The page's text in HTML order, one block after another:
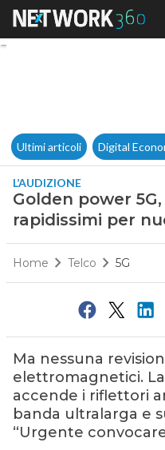
Ultimi articoli Digital
L’AUDIZIONE
Golden power
rapidissimi per
Home Telco 5G
Ma nessuna
elettromagnetici.
accende i riflettori
banda ultralarga e
“Urgente